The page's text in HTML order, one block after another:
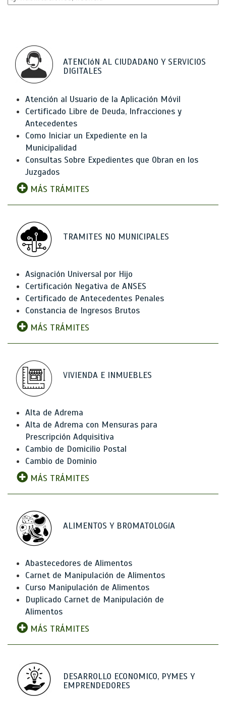
ATENCIóN AL CIUDADANO Y SERVICIOS
DIGITALES
Atención al Usuario de la Aplicación Móvil
Certificado Libre de Deuda, Infracciones y
Antecedentes
Como Iniciar un Expediente en la
Municipalidad
Consultas Sobre Expedientes que Obran en los
Juzgados
MÁS TRÁMITES
TRAMITES NO MUNICIPALES
Asignación Universal por Hijo
Certificación Negativa de ANSES
Certificado de Antecedentes Penales
Constancia de Ingresos Brutos
MÁS TRÁMITES
VIVIENDA E INMUEBLES
Alta de Adrema
Alta de Adrema con Mensuras para
Prescripción Adquisitiva
Cambio de Domicilio Postal
Cambio de Dominio
MÁS TRÁMITES
ALIMENTOS Y BROMATOLOGíA
Abastecedores de Alimentos
Carnet de Manipulación de Alimentos
Curso Manipulación de Alimentos
Duplicado Carnet de Manipulación de
Alimentos
MÁS TRÁMITES
DESARROLLO ECONOMICO, PYMES Y
EMPRENDEDORES